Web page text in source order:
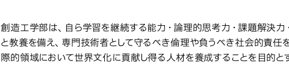
教育研究上の目的
創造工学部は、自ら学習を継続する能力・論理的思考力・課題解決力
と教養を備え、専門技術者として守るべき倫理や負うべき社会的責任
際的領域において世界文化に貢献し得る人材を養成することを目的と